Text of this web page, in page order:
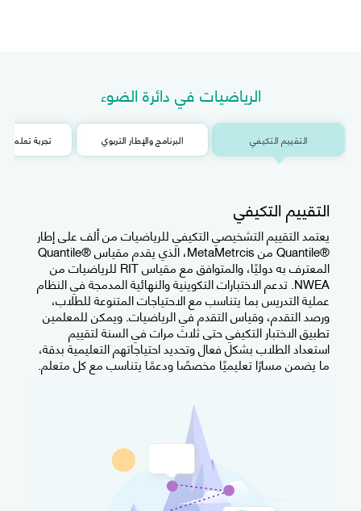
الرياضيات في دائرة الضوء
التقييم التكيفي البرنامج والإطار التربوي تجربة تعلم
التقييم التكيفي
يعتمد التقييم التشخيصي التكيفي للرياضيات من ألف على إطار
®Quantile من MetaMetrcis، الذي يقدم مقياس ®Quantile
المعترف به دوليًا، والمتوافق مع مقياس RIT للرياضيات من
NWEA. تدعم الاختبارات التكوينية والنهائية المدمجة في النظام
عملية التدريس بما يتناسب مع الاحتياجات المتنوعة للطلاب،
ورصد التقدم، وقياس التقدم في الرياضيات. ويمكن للمعلمين
تطبيق الاختبار التكيفي حتى ثلاث مرات في السنة لتقييم
استعداد الطلاب بشكل فعال وتحديد احتياجاتهم التعليمية بدقة،
ما يضمن مسارًا تعليميًا مخصصًا ودعمًا يتناسب مع كل متعلم.